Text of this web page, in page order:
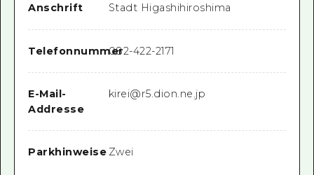
Anschrift
Stadt Higashihiroshima
Telefonnummer082-422-2171
E-Mail-
Addresse
kirei@r5.dion.ne.jp
Parkhinweise Zwei